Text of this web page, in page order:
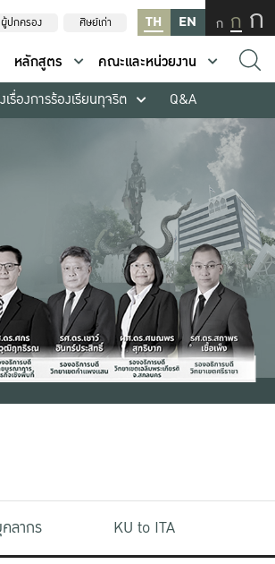
ผู้ปกครอง ศิษย์เก่า TH EN ก ก ก
หลักสูตร
คณะและหน่วยงาน
เรื่องการร้องเรียนทุจริต Q&A
ลากร KU to ITA